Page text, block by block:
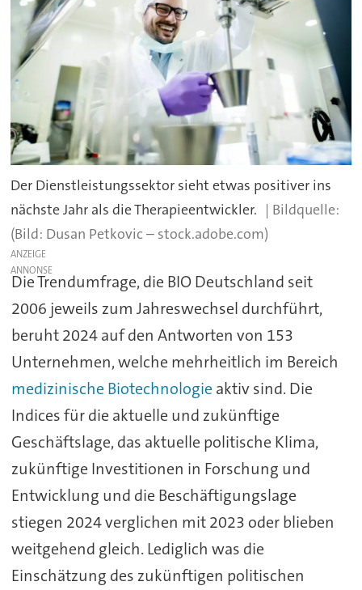
Der Dienstleistungssektor sieht etwas positiver ins
nächste Jahr als die Therapieentwickler.
(Bild: Dusan Petkovic – stock.adobe.com)
ANZEIGE
Die Trendumfrage, die BIO Deutschland seit
2006 jeweils zum Jahreswechsel durchführt,
beruht 2024 auf den Antworten von 153
Unternehmen, welche mehrheitlich im Bereich
medizinische Biotechnologie aktiv sind. Die
Indices für die aktuelle und zukünftige
Geschäftslage, das aktuelle politische Klima,
zukünftige Investitionen in Forschung und
Entwicklung und die Beschäftigungslage
stiegen 2024 verglichen mit 2023 oder blieben
weitgehend gleich. Lediglich was die
Einschätzung des zukünftigen politischen